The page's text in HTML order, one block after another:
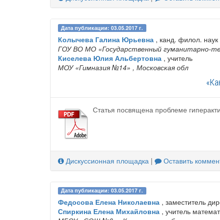
Дата публикации: 03.05.2017 г.
Колычева Галина Юрьевна , канд. филол. наук
ГОУ ВО МО «Государственный гуманитарно-
Киселева Юлия Альбертовна , учитель
МОУ «Гимназия №14» , Московская обл
Статья посвящена проблеме
Дискуссионная площадка | Оставить
Дата публикации: 03.05.2017 г.
Федосова Елена Николаевна , заместитель
Спиркина Елена Михайловна , учитель